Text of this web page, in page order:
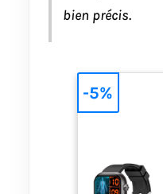
bien précis.
-5%